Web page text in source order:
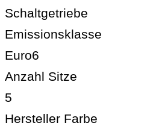
Schaltgetriebe
Emissionsklasse
Euro6
Anzahl Sitze
5
Hersteller Farbe